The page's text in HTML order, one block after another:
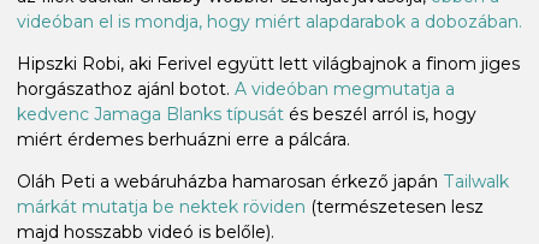
videóban el is mondja, hogy miért alapdarabok a dobozában.
Hipszki Robi, aki Ferivel együtt lett világbajnok a finom jiges
horgászathoz ajánl botot. A videóban megmutatja a
kedvenc Jamaga Blanks típusát és beszél arról is, hogy
miért érdemes berhuázni erre a pálcára.
Oláh Peti a webáruházba hamarosan érkező japán Tailwalk
márkát mutatja be nektek röviden (természetesen lesz
majd hosszabb videó is belőle).